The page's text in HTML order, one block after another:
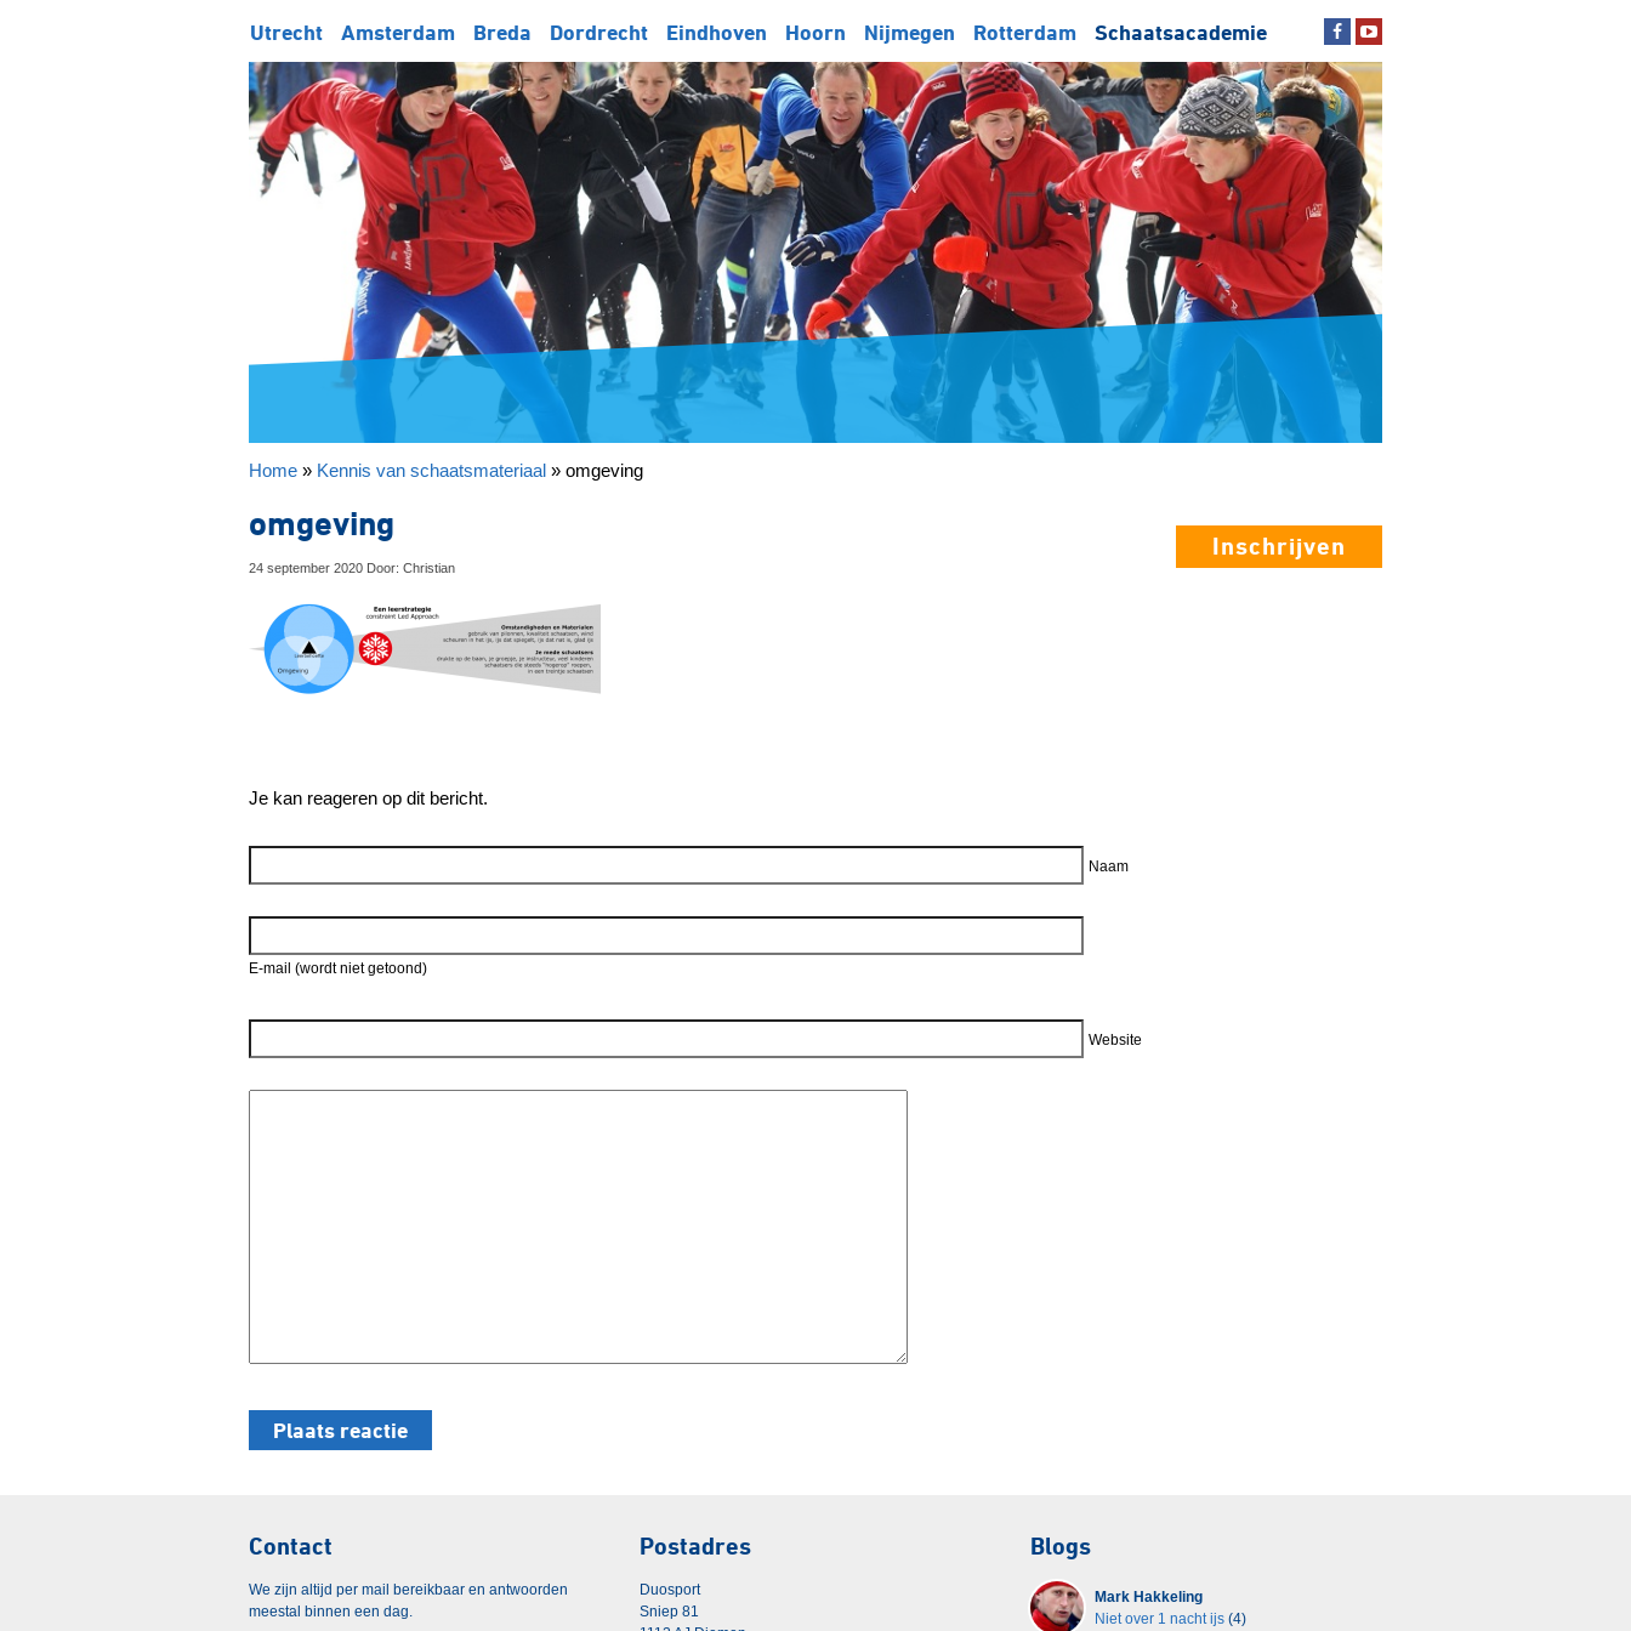
Utrecht Amsterdam Breda Dordrecht Eindhoven Hoorn Nijmegen Rotterdam Schaatsacademie
Home » Kennis van schaatsmateriaal » omgeving
Inschrijven
omgeving
24 september 2020 Door: Christian
Je kan reageren op dit bericht.
Naam
E-mail (wordt niet getoond)
Website
Contact
We zijn altijd per mail bereikbaar en antwoorden
meestal binnen een dag.
Postadres
Duosport
Sniep 81
Blogs
Mark Hakkeling
Niet over 1 nacht ijs (4)